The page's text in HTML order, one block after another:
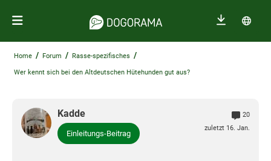
Home / Forum / Rasse-spezifisches /
Wer kennt sich bei den Altdeutschen Hütehunden gut aus?
Kadde
Einleitungs-Beitrag
20
zuletzt 16. Jan.